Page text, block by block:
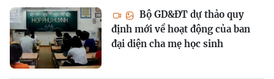
Bộ GD&ĐT dự thảo quy
định mới về hoạt động của ban
đại diện cha mẹ học sinh